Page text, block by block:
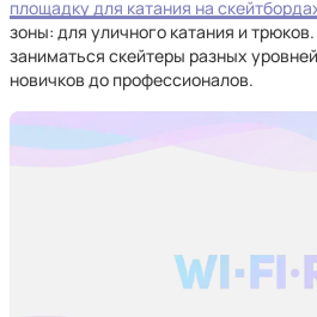
площадку для катания на
зоны: для уличного катания и
заниматься скейтеры разных
новичков до профессионалов.